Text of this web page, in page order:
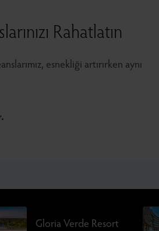
Rahatlatın
esnekliği artırırken aynı
Gloria Verde Resort